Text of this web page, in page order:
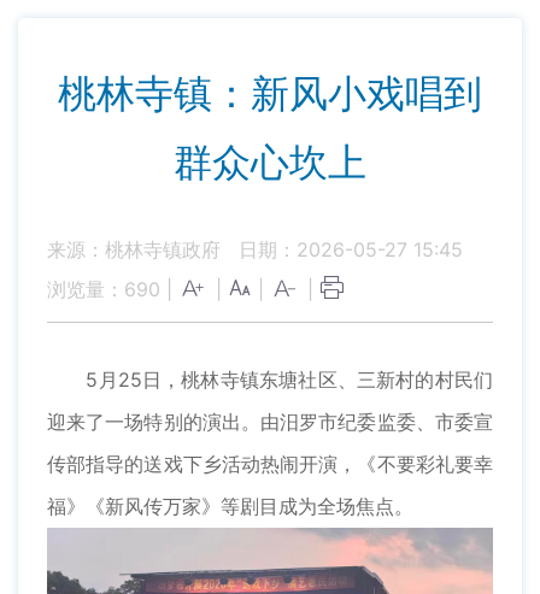
桃林寺镇：新风小戏唱到
群众心坎上
来源：桃林寺镇政府
日期：2026-05-27 15:45
浏览量： 690
5月25日，桃林寺镇东塘社区、三新村的村民们
迎来了一场特别的演出。由汨罗市纪委监委、市委宣
传部指导的送戏下乡活动热闹开演，《不要彩礼要幸
福》《新风传万家》等剧目成为全场焦点。